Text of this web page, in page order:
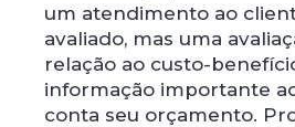
um atendimento ao
avaliado, mas uma
relação ao custo-
informação importante
conta seu orçamento.